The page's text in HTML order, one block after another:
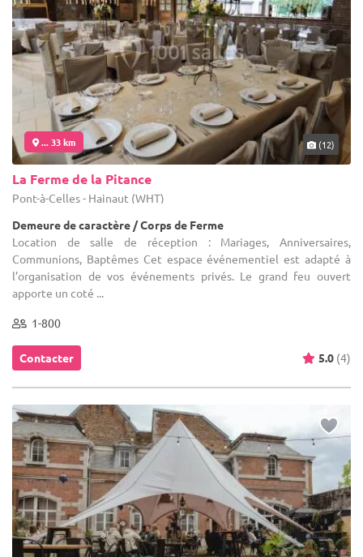
... 33 km (12)
La Ferme de la Pitance
Pont-à-Celles - Hainaut (WHT)
Demeure de caractère / Corps de Ferme
Location de salle de réception : Mariages, Anniversaires,
Communions, Baptêmes Cet espace événementiel est adapté à
l’organisation de vos événements privés. Le grand feu ouvert
apporte un coté ...
1-800
Contacter 5.0 (4)